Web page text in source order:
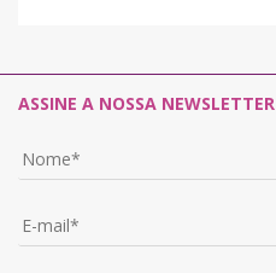
ASSINE A NOSSA NEWSLETTER